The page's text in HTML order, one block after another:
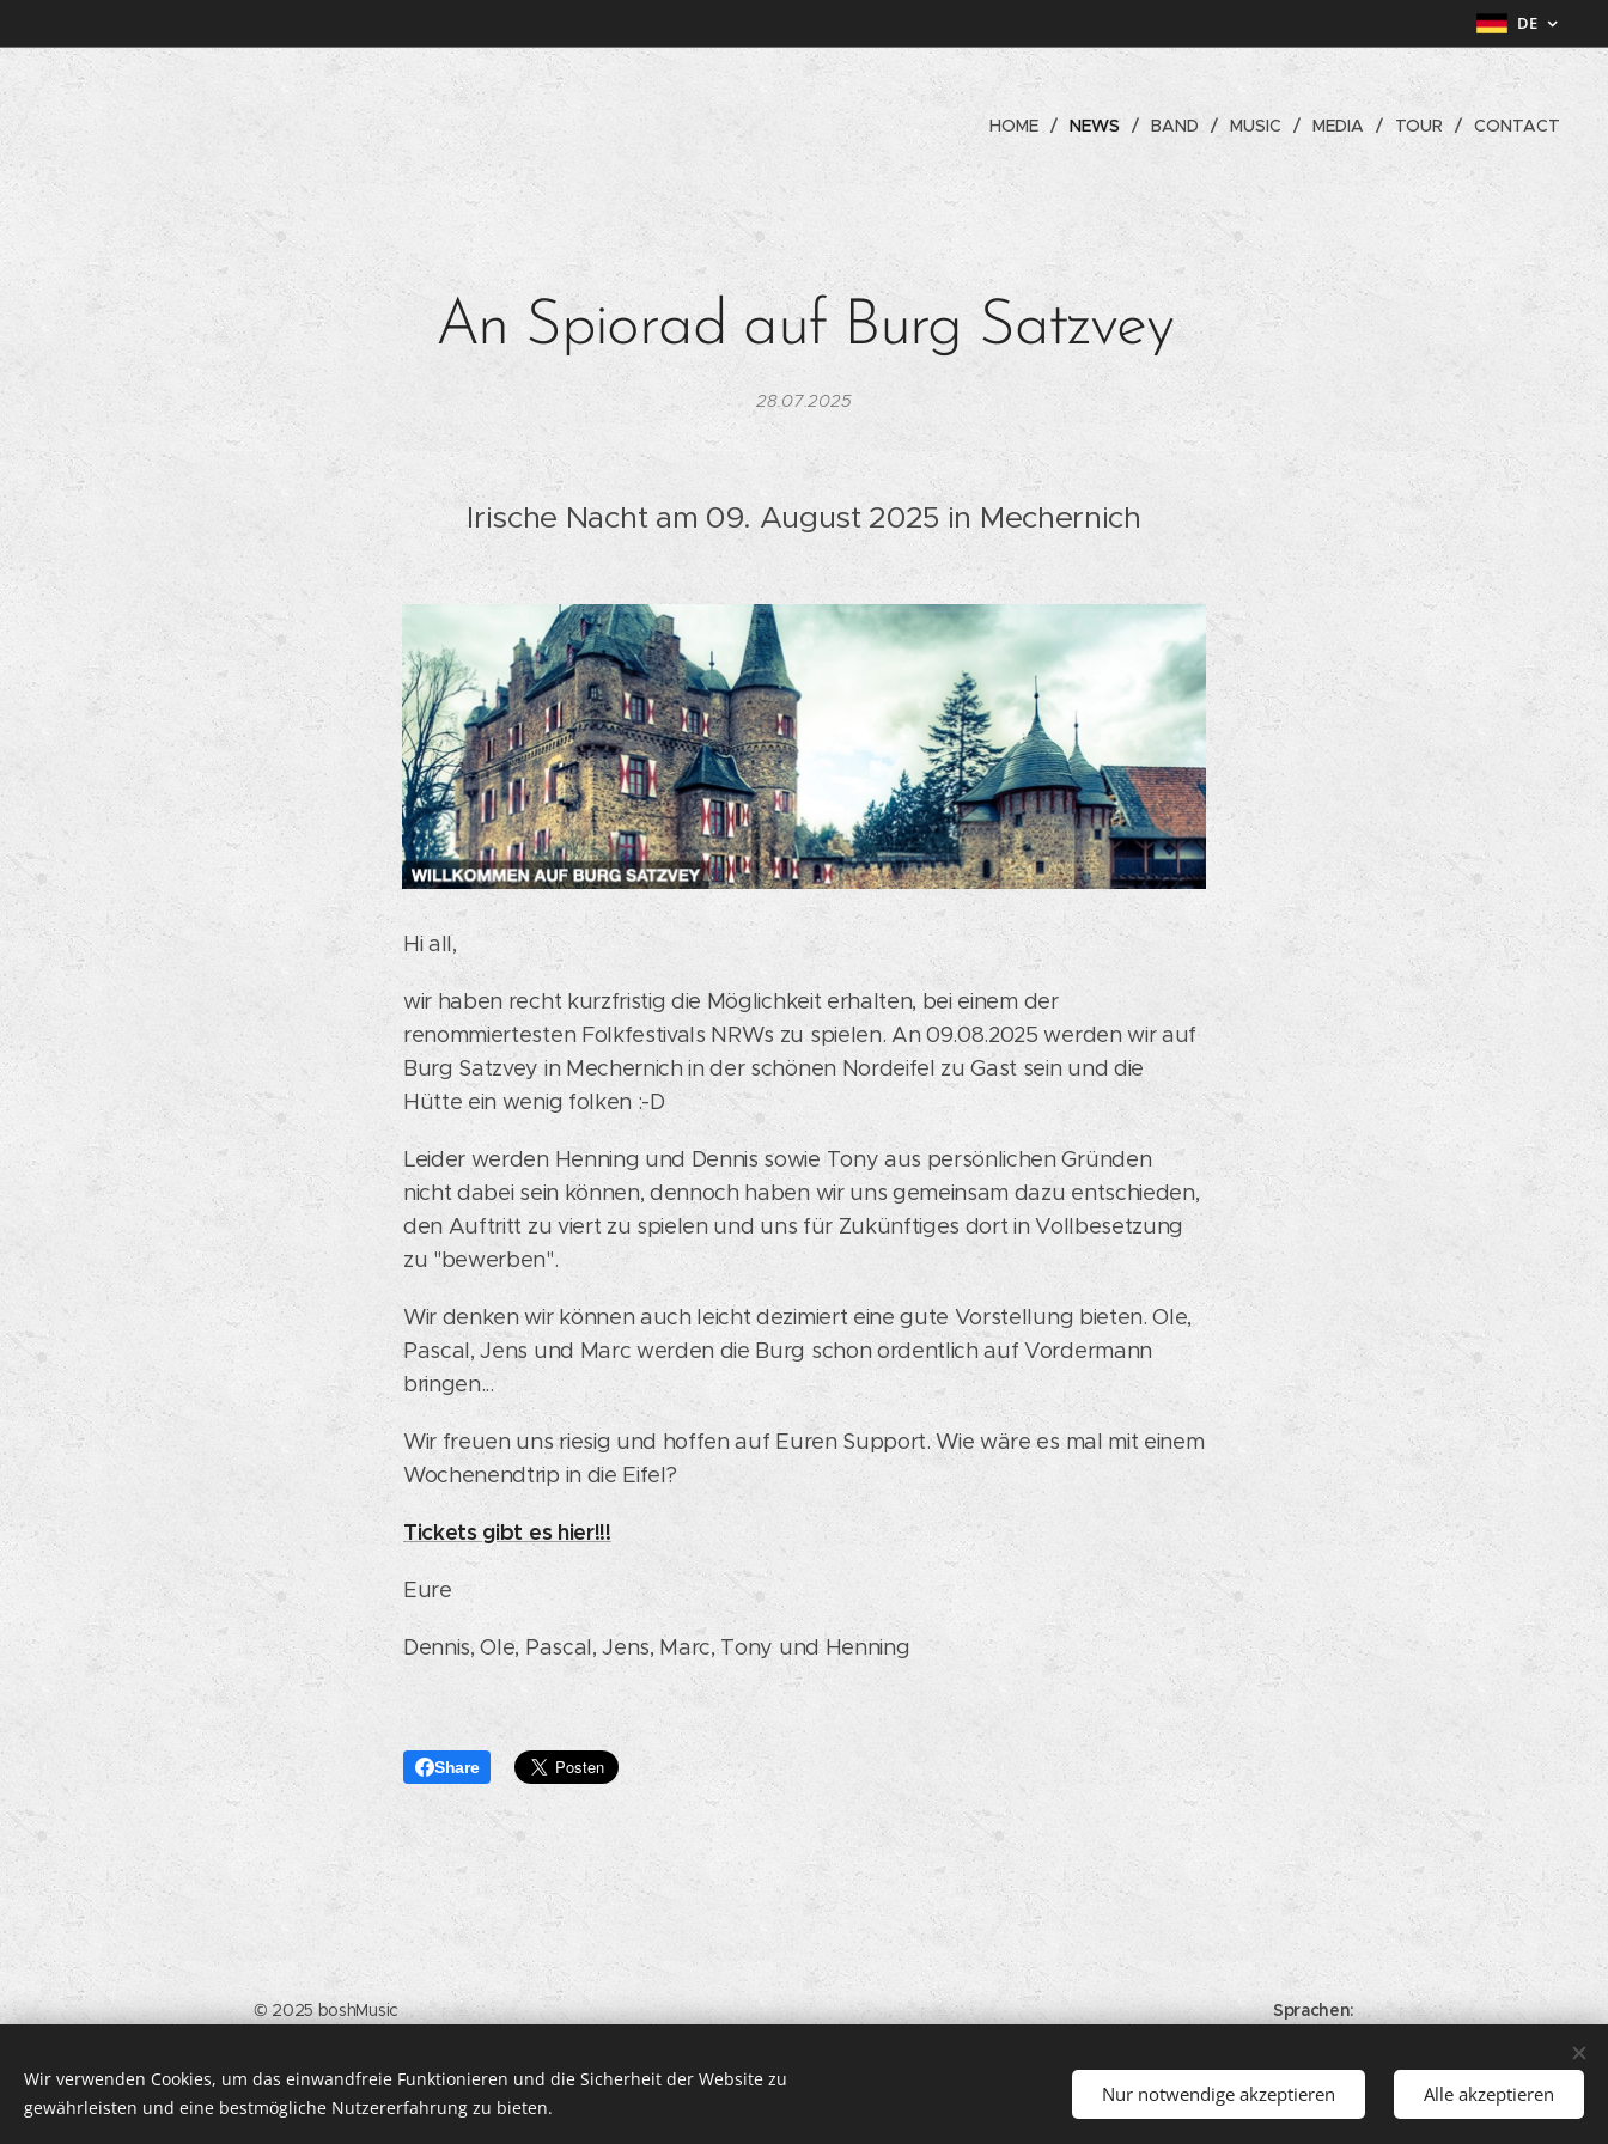
DE
HOME NEWS BAND MUSIC MEDIA TOUR CONTACT
An Spiorad auf Burg Satzvey
28.07.2025
Irische Nacht am 09. August 2025 in Mechernich
Hi all,
wir haben recht kurzfristig die Möglichkeit erhalten, bei einem der
renommiertesten Folkfestivals NRWs zu spielen. An 09.08.2025 werden wir auf
Burg Satzvey in Mechernich in der schönen Nordeifel zu Gast sein und die
Hütte ein wenig folken :-D
Leider werden Henning und Dennis sowie Tony aus persönlichen Gründen
nicht dabei sein können, dennoch haben wir uns gemeinsam dazu entschieden,
den Auftritt zu viert zu spielen und uns für Zukünftiges dort in Vollbesetzung
zu "bewerben".
Wir denken wir können auch leicht dezimiert eine gute Vorstellung bieten. Ole,
Pascal, Jens und Marc werden die Burg schon ordentlich auf Vordermann
bringen...
Wir freuen uns riesig und hoffen auf Euren Support. Wie wäre es mal mit einem
Wochenendtrip in die Eifel?
Tickets gibt es hier!!!
Eure
Dennis, Ole, Pascal, Jens, Marc, Tony und Henning
Share
© 2025 boshMusic
Cookies
Sprachen
Wir verwenden Cookies, um das einwandfreie Funktionieren und die Sicherheit der Website zu
gewährleisten und eine bestmögliche Nutzererfahrung zu bieten.
Nur notwendige akzeptieren Alle akzeptieren